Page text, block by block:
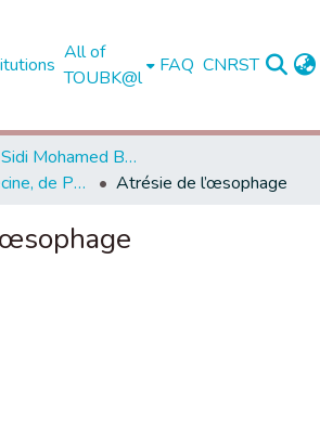
All of
TOUBK@l
FAQ CNRST
Université Sidi Mohamed Ben Abdellah de Fès
Faculté de Médecine, de Pharmacie et de Médecine Dentaire - Fès
Atrésie de l’œsophage